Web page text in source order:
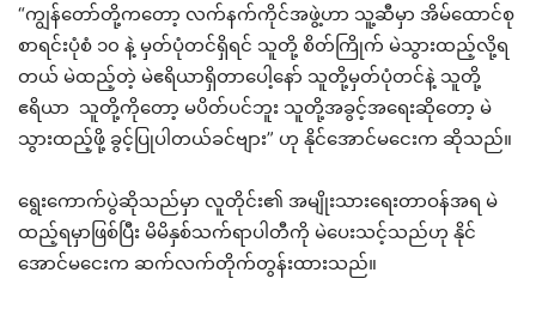
“ကျွန်တော်တို့ကတော့ လက်နက်ကိုင်အဖွဲ့ဟာ သူ့ဆီမှာ အိမ်ထောင်စု
စာရင်းပုံစံ ၁၀ နဲ့ မှတ်ပုံတင်ရှိရင် သူတို့ စိတ်ကြိုက် မဲသွားထည့်လို့ရ
တယ် မဲထည့်တဲ့ မဲဧရိယာရှိတာပေါ့နော် သူတို့မှတ်ပုံတင်နဲ့ သူတို့
ဧရိယာ သူတို့ကိုတော့ မပိတ်ပင်ဘူး သူတို့အခွင့်အရေးဆိုတော့ မဲ
သွားထည့်ဖို့ ခွင့်ပြုပါတယ်ခင်ဗျား” ဟု နိုင်အောင်မငေးက ဆိုသည်။
ရွေးကောက်ပွဲဆိုသည်မှာ လူတိုင်း၏ အမျိုးသားရေးတာဝန်အရ မဲ
ထည့်ရမှာဖြစ်ပြီး မိမိနှစ်သက်ရာပါတီကို မဲပေးသင့်သည်ဟု နိုင်
အောင်မငေးက ဆက်လက်တိုက်တွန်းထားသည်။